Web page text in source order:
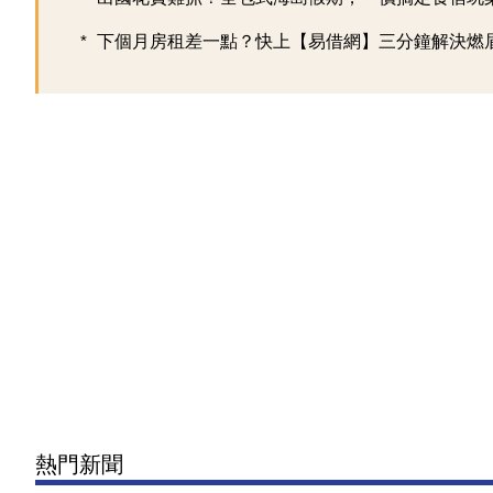
下個月房租差一點？快上【易借網】三分鐘解決燃
熱門新聞